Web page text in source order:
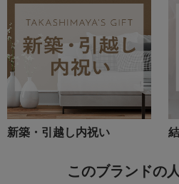
新築・引越し内祝い
このブランドの